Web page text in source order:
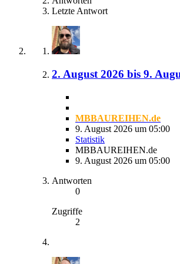
Letzte Antwort
2. August 2026 bis 9.
MBBAUREIHEN.de
9. August 2026 um 05:00
Statistik
MBBAUREIHEN.de
9. August 2026 um 05:00
Antworten
0
Zugriffe
2